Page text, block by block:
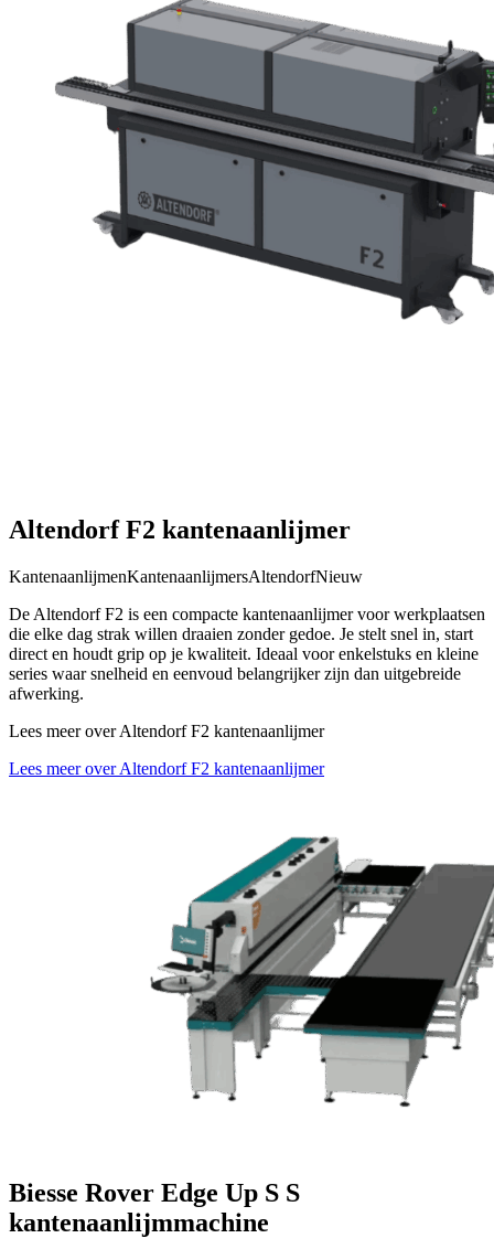
Altendorf F2 kantenaanlijmer
KantenaanlijmenKantenaanlijmersAltendorfNieuw
De Altendorf F2 is een compacte kantenaanlijmer voor werkplaatsen
die elke dag strak willen draaien zonder gedoe. Je stelt snel in, start
direct en houdt grip op je kwaliteit. Ideaal voor enkelstuks en kleine
series waar snelheid en eenvoud belangrijker zijn dan uitgebreide
afwerking.
Lees meer over Altendorf F2 kantenaanlijmer
Lees meer over Altendorf F2 kantenaanlijmer
Biesse Rover Edge Up S S
kantenaanlijmmachine